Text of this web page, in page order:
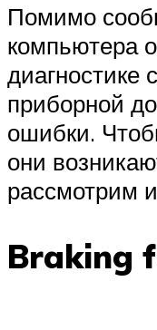
Помимо
компьютера
диагностике
приборной
ошибки.
они
рассмотрим
Braking